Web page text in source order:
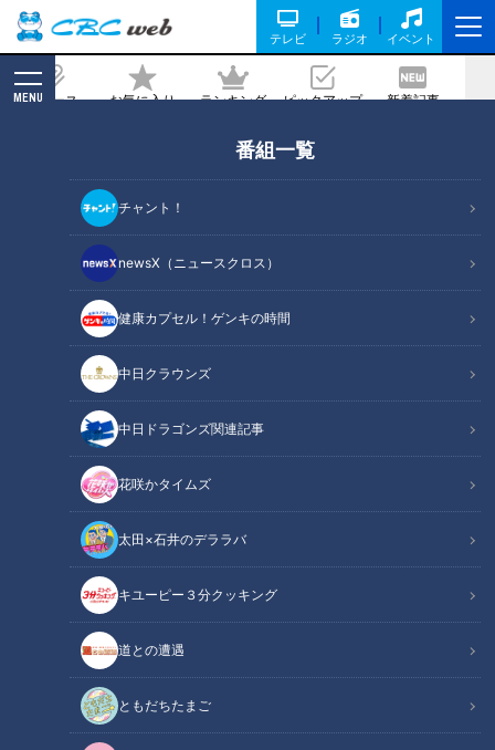
テレビ ラジオ イベント
ニュース お気に入り ランキング ピックアップ 新着記事
MENU
番組一覧
チャント！
newsX（ニュースクロス）
健康カプセル！ゲンキの時間
中日クラウンズ
中日ドラゴンズ関連記事
花咲かタイムズ
太田×石井のデララバ
キユーピー３分クッキング
道との遭遇
ともだちたまご
況！岐阜発祥の和菓子「栗きんとん」を
食リポ！
記事に戻る
CBCテレビ / TBS『THE TIME，』
この記事の画像（全5枚）